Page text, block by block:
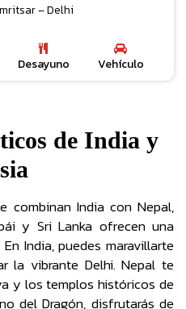
– Delhi
Desayuno Vehículo
de India y
combinan India con Nepal,
y Sri Lanka ofrecen una
India, puedes maravillarte
la vibrante Delhi. Nepal te
y los templos históricos de
del Dragón, disfrutarás de